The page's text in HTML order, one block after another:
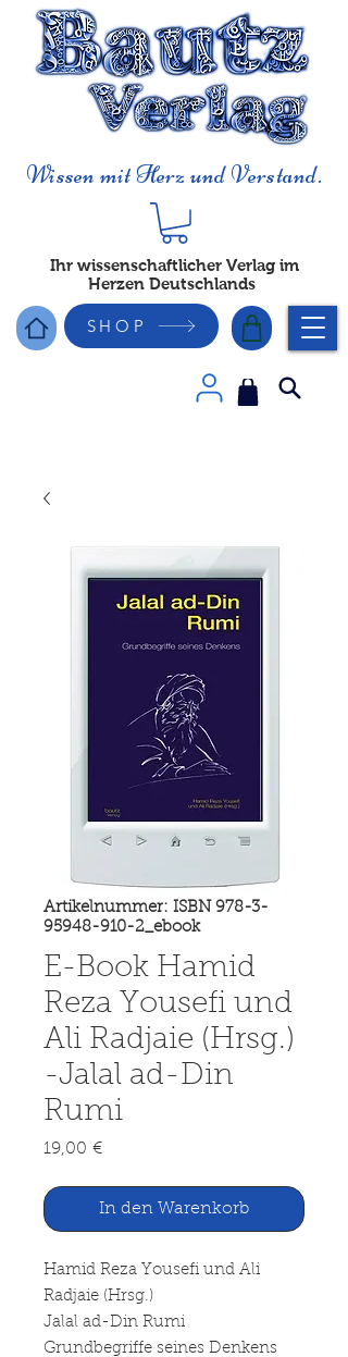
Wissen mit Herz und Verstand.
Ihr wissenschaftlicher Verlag im
Herzen Deutschlands
SHOP
Artikelnummer: ISBN 978-3-
95948-910-2_ebook
E-Book Hamid
Reza Yousefi und
Ali Radjaie (Hrsg.)
-Jalal ad-Din
Rumi
19,00 €Preis
In den Warenkorb
Hamid Reza Yousefi und Ali
Radjaie (Hrsg.)
Jalal ad-Din Rumi
Grundbegriffe seines Denkens